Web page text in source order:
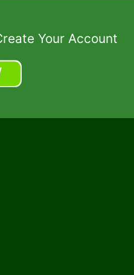
Your Account